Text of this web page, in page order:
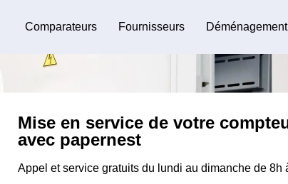
Comparateurs Fournisseurs Déménagement